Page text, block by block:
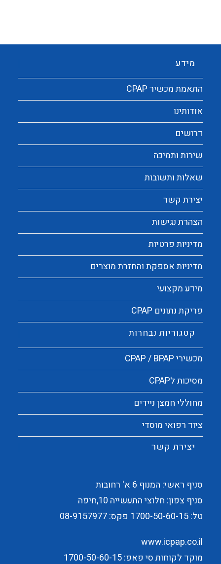
מידע
התאמת מכשיר CPAP
אודותינו
דרושים
שירות ותמיכה
שאלות ותשובות
יצירת קשר
הצהרת נגישות
מדיניות פרטיות
מדיניות אספקת והחזרת מוצרים
מידע מקצועי
פריקת נתונים CPAP
קטגוריות נבחרות
מכשירי CPAP / BPAP
מסיכות לCPAP
מחוללי חמצן ניידים
ציוד רפואי מוסדי
יצירת קשר
סניף ראשי: המנוף 6 א' רחובות
סניף צפון: חלוצי התעשייה 10,חיפה
טל:1700-50-60-15 פקס: 08-9157977
www.icpap.co.il
מוקד לקוחות סי פאפ: 1700-50-60-15